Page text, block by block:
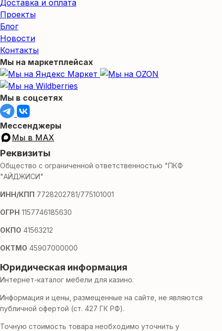
Доставка и оплата
Проекты
Блог
Новости
Контакты
Мы на маркетплейсах
Мы в соцсетях
Мессенджеры
Мы в MAX
Реквизиты
Общество с ограниченной ответственностью "ПКФ
"АЙДЖИСИ"
ИНН/КПП 7728202781/775101001
ОГРН 1157746185630
ОКПО 41563212
ОКТМО 45907000000
Юридическая информация
Интернет-каталог мебели для казино.
Информация и цены, размещенные на сайте, не являются
публичной офертой (ст. 427 ГК РФ).
Точную стоимость товара необходимо уточнить у